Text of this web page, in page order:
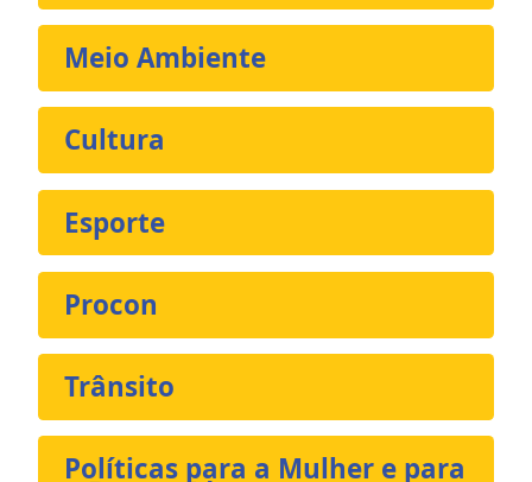
Meio Ambiente
Cultura
Esporte
Procon
Trânsito
Políticas para a Mulher e para